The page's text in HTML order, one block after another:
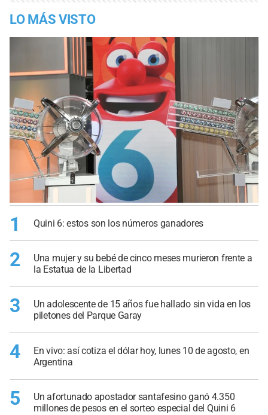
LO MÁS VISTO
1 Quini 6: estos son los números ganadores
2
Una mujer y su bebé de cinco meses murieron frente a
la Estatua de la Libertad
3
Un adolescente de 15 años fue hallado sin vida en los
piletones del Parque Garay
4
En vivo: así cotiza el dólar hoy, lunes 10 de agosto, en
Argentina
5
Un afortunado apostador santafesino ganó 4.350
millones de pesos en el sorteo especial del Quini 6